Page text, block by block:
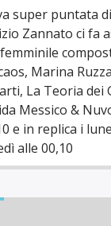
super puntata
Zannato ci fa
Marina
La Teoria dei
Messico &
e in replica i
alle 00,10